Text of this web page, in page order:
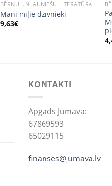
BĒRNU UN JAUNIEŠU LITERATŪRA
Mani mīļie dzīvnieki
9,63€
KONTAKTI
Apgāds Jumava:
67869593
65029115
finanses@jumava.lv